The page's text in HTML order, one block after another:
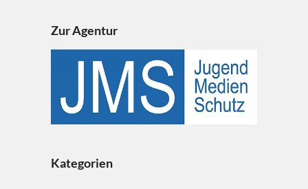
Zur Agentur
Kategorien